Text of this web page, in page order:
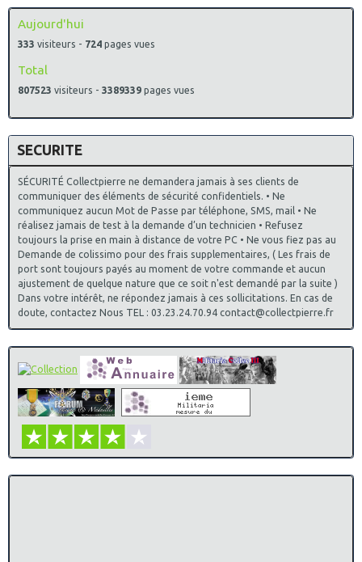
Aujourd'hui
333 visiteurs - 724 pages vues
Total
807523 visiteurs - 3389339 pages vues
SECURITE
SÉCURITÉ Collectpierre ne demandera jamais à ses clients de
communiquer des éléments de sécurité confidentiels. • Ne
communiquez aucun Mot de Passe par téléphone, SMS, mail • Ne
réalisez jamais de test à la demande d’un technicien • Refusez
toujours la prise en main à distance de votre PC • Ne vous fiez pas au
Demande de colissimo pour des frais supplementaires, ( Les frais de
port sont toujours payés au moment de votre commande et aucun
ajustement de quelque nature que ce soit n'est demandé par la suite )
Dans votre intérêt, ne répondez jamais à ces sollicitations. En cas de
doute, contactez Nous TEL : 03.23.24.70.94 contact@collectpierre.fr